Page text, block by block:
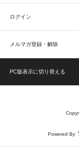
ログイン
メルマガ登録・解除
PC版表示に切り替える
Powered By